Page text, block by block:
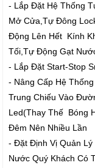
- Lắp Đặt Hệ Thống
Mở Cửa,Tự Đông
Động Lên Hết Kính
Tối,Tự Động Gạt
- Lắp Đặt Start-Stop
- Nâng Cấp Hệ
Trung Chiếu Vào
Led(Thay Thế Bóng
Đêm Nên Nhiều Lần
- Đặt Định Vị Quản Lý
Nước Quý Khách Có